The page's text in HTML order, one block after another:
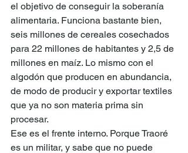
el objetivo de conseguir la soberanía
alimentaria. Funciona bastante bien,
seis millones de cereales cosechados
para 22 millones de habitantes y 2,5 de
millones en maíz. Lo mismo con el
algodón que producen en abundancia,
de modo de producir y exportar textiles
que ya no son materia prima sin
procesar.
Ese es el frente interno. Porque Traoré
es un militar, y sabe que no puede